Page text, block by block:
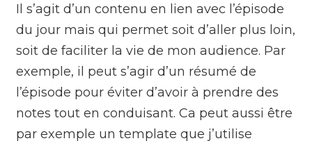
Il s’agit d’un contenu en lien avec l’épisode
du jour mais qui permet soit d’aller plus loin,
soit de faciliter la vie de mon audience. Par
exemple, il peut s’agir d’un résumé de
l’épisode pour éviter d’avoir à prendre des
notes tout en conduisant. Ca peut aussi être
par exemple un template que j’utilise